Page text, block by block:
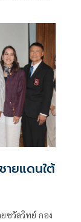
ายแดนใต้
ชวัลวิทย์ กอง